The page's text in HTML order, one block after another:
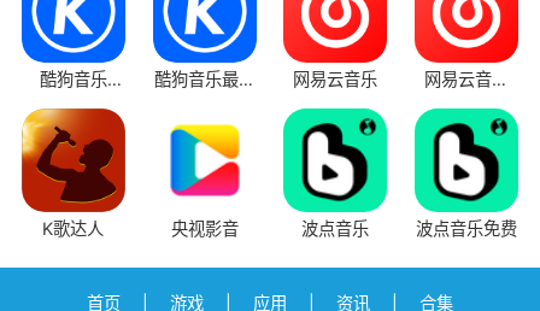
酷狗音乐
2025免费版
酷狗音乐最新
网易云音乐
网易云音乐
app
K歌达人 央视影音 波点音乐 波点音乐免费
首页 游戏 应用 资讯 合集